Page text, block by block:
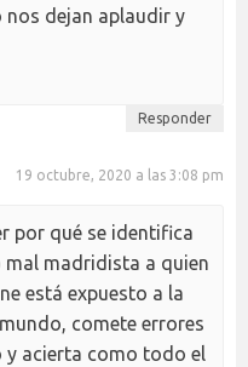
nos dejan aplaudir y
Responder
19 octubre, 2020 a las 3:08 pm
por qué se identifica
madridista a quien
está expuesto a la
comete errores
acierta como todo el